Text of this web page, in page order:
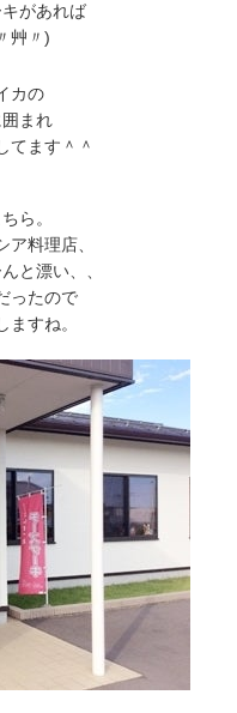
があれば
艸〃)
カの
まれ
てます＾＾
ら。
料理店、
と漂い、、
ったので
すね。